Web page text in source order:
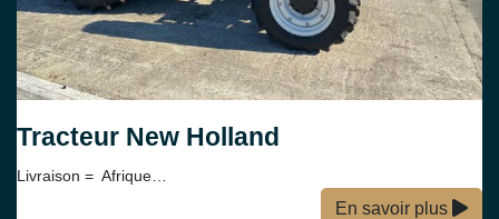
Tracteur New Holland
Livraison = Afrique…
En savoir plus